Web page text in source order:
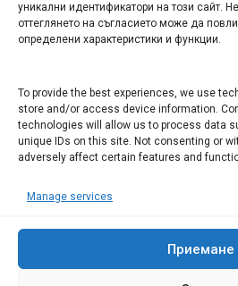
уникални идентификатори на този сайт.
оттеглянето на съгласието може да
определени характеристики и функции.
To provide the best experiences, we use
store and/or access device information.
technologies will allow us to process data
unique IDs on this site. Not consenting or
adversely affect certain features and
Manage services
Приемане
СЕВЕРОЗАПАДА
ТУРИСТИЧЕСКИ КЛЪСТЕР
ИНСТИТУЦИИ В
Административен съд Ловеч
Областна администрация
ОДМВР Ловеч
Окръжен съд Ловеч